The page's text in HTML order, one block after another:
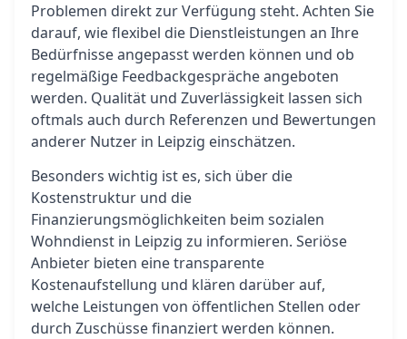
Problemen direkt zur Verfügung steht. Achten Sie
darauf, wie flexibel die Dienstleistungen an Ihre
Bedürfnisse angepasst werden können und ob
regelmäßige Feedbackgespräche angeboten
werden. Qualität und Zuverlässigkeit lassen sich
oftmals auch durch Referenzen und Bewertungen
anderer Nutzer in Leipzig einschätzen.
Besonders wichtig ist es, sich über die
Kostenstruktur und die
Finanzierungsmöglichkeiten beim sozialen
Wohndienst in Leipzig zu informieren. Seriöse
Anbieter bieten eine transparente
Kostenaufstellung und klären darüber auf,
welche Leistungen von öffentlichen Stellen oder
durch Zuschüsse finanziert werden können.